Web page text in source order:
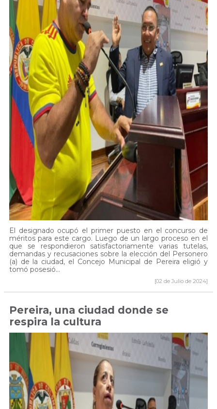
El designado ocupó el primer puesto en el concurso de
méritos para este cargo. Luego de un largo proceso en el
que se respondieron satisfactoriamente varias tutelas,
demandas y recusaciones sobre la elección del Personero
(a) de la ciudad, el Concejo Municipal de Pereira eligió y
tomó posesió...
[02 de Julio de 2024]
Pereira, una ciudad donde se
respira la cultura